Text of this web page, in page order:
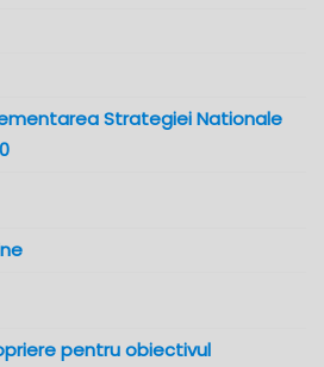
Strategiei Nationale
pentru obiectivul